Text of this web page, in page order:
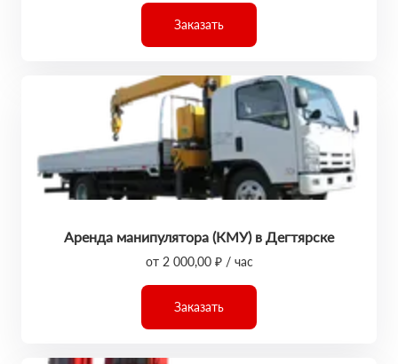
Заказать
Аренда манипулятора (КМУ) в Дегтярске
от 2 000,00 ₽ / час
Заказать